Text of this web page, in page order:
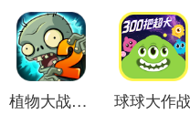
植物大战僵尸2 球球大作